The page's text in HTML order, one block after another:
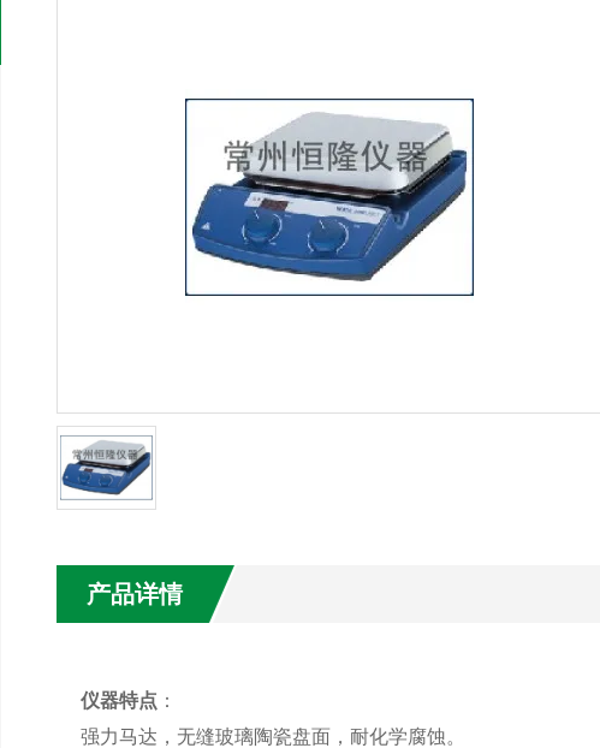
产品详情
仪器特点 ：
强力马达，无缝玻璃陶瓷盘面，耐化学腐蚀。